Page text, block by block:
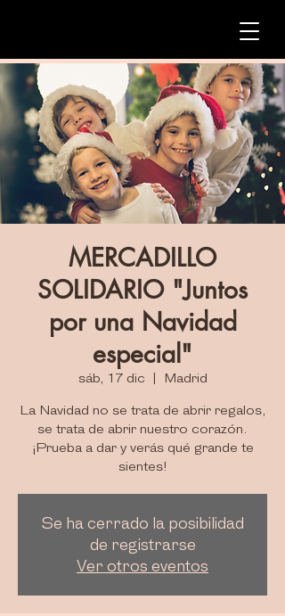
MERCADILLO
SOLIDARIO "Juntos
por una Navidad
especial"
sáb, 17 dic
  |
Madrid
La Navidad no se trata de abrir regalos,
se trata de abrir nuestro corazón.
¡Prueba a dar y verás qué grande te
sientes!
Se ha cerrado la posibilidad
de registrarse
Ver otros eventos